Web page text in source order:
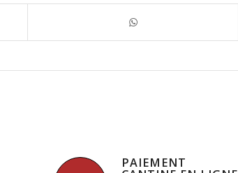
PAIEMENT